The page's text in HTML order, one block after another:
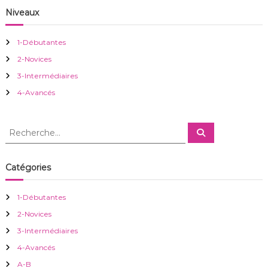
d
e
l
a
r
t
i
c
Niveaux
1-Débutantes
2-Novices
3-Intermédiaires
4-Avancés
R
h
e
c
h
e
:
R
c
Catégories
1-Débutantes
2-Novices
3-Intermédiaires
4-Avancés
A-B